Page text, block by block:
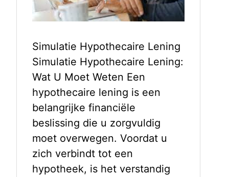
Simulatie Hypothecaire Lening
Simulatie Hypothecaire Lening:
Wat U Moet Weten Een
hypothecaire lening is een
belangrijke financiële
beslissing die u zorgvuldig
moet overwegen. Voordat u
zich verbindt tot een
hypotheek, is het verstandig